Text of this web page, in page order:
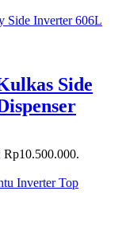
Side
Rp10.500.000.